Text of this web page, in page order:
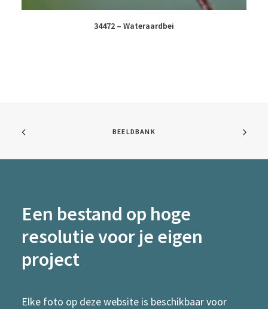
34472 – Wateraardbei
BEELDBANK
Een bestand op hoge
resolutie voor je eigen
project
Elke foto op deze website is beschikbaar voor